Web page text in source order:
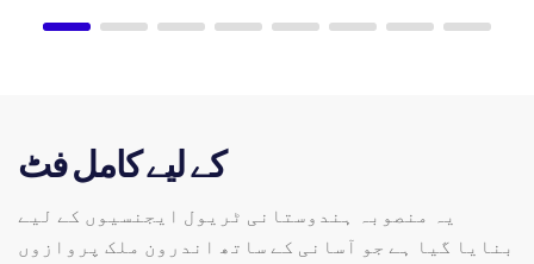
کے لیے کامل فٹ
یہ منصوبہ ہندوستانی ٹریول ایجنسیوں کے لیے
بنایا گیا ہے جو آسانی کے ساتھ اندرون ملک پروازوں